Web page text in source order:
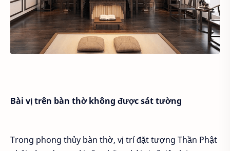
Bài vị trên bàn thờ không được sát tường
Trong phong thủy bàn thờ, vị trí đặt tượng Thần Phật